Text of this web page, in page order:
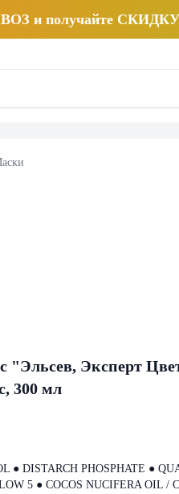
и получайте
"Эльсев, Эксперт
300 мл
● DISTARCH PHOSPHATE ●
5 ● COCOS NUCIFERA OIL /